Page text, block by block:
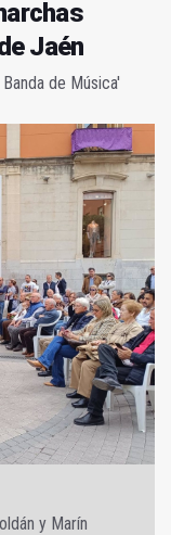
Jaén
de Música'
y Marín